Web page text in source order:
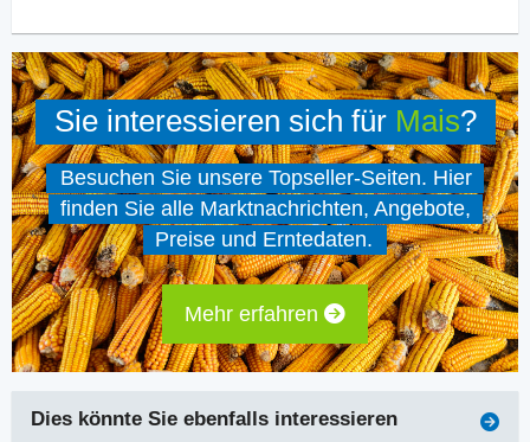
Sie interessieren sich für Mais?
Besuchen Sie unsere Topseller-Seiten. Hier
finden Sie alle Marktnachrichten, Angebote,
Preise und Erntedaten.
Mehr erfahren
Dies könnte Sie ebenfalls interessieren